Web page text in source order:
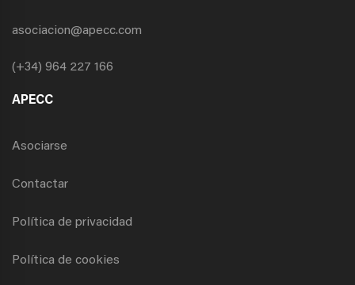
asociacion@apecc.com
(+34) 964 227 166
APECC
Asociarse
Contactar
Política de privacidad
Política de cookies